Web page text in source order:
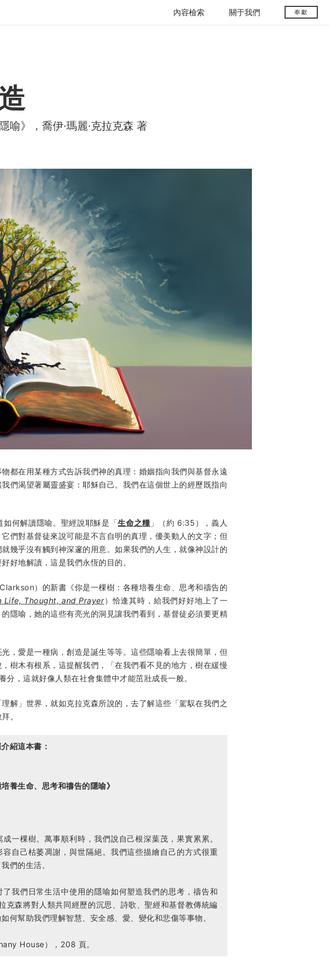
內容檢索 關于我們 奉獻
》，喬伊·瑪麗·克拉克森 著
都在用某種方式告訴我們神的真理：婚姻指向我們與基督永遠
們渴望著屬靈盛宴：耶穌自己。我們在這個世上的經歷既指向
何解讀隱喻。聖經說耶穌是「生命之糧 」（約 6:35），義人
們對基督徒來說可能是不言自明的真理，優美動人的文字；但
幾乎沒有觸到神深邃的用意。如果我們的人生，就像神設計的
好地解讀，這是我們永恆的目的。
）的新書《你是一棵樹：各種培養生命、思考和禱告的
Life, Thought, and Prayer）恰逢其時，給我們好好地上了一
隱喻，她的這些有亮光的洞見讓我們看到，基督徒必須要更精
愛是一種病，創造是誕生等等。這些隱喻看上去很簡單，但
樹木有根系，這提醒我們，「在我們看不見的地方，樹在緩慢
，這就好像人類在社會集體中才能茁壯成長一般。
解」世界，就如克拉克森所說的，去了解這些「駕馭在我們之
。
紹這本書：
養生命、思考和禱告的隱喻》
一棵樹。萬事順利時，我們說自己根深葉茂，果實累累。
容自己枯萎凋謝，與世隔絕。我們這些描繪自己的方式很重
們的生活。
了我們日常生活中使用的隱喻如何塑造我們的思考，禱告和
克森將對人類共同經歷的沉思、詩歌、聖經和基督教傳統編
何幫助我們理解智慧、安全感、愛、變化和悲傷等事物。
House），208 頁。